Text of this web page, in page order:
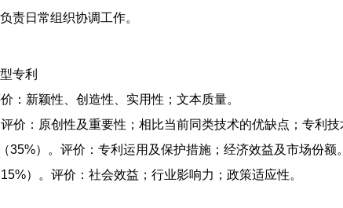
责日常组织协调工作。
专利
新颖性、创造性、实用性；文本质量。
：原创性及重要性；相比当前同类技术的优缺点；专利技
）。评价：专利运用及保护措施；经济效益及市场份额。
）。评价：社会效益；行业影响力；政策适应性。